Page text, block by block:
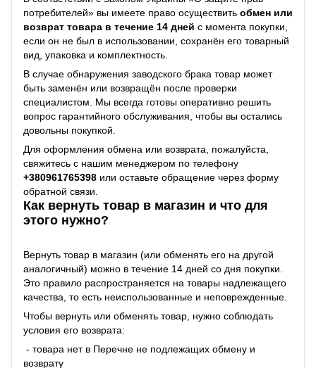
потребителей» вы имеете право осуществить обмен или
возврат товара в течение 14 дней с момента покупки,
если он не был в использовании, сохранён его товарный
вид, упаковка и комплектность.
В случае обнаружения заводского брака товар может
быть заменён или возвращён после проверки
специалистом. Мы всегда готовы оперативно решить
вопрос гарантийного обслуживания, чтобы вы остались
довольны покупкой.
Для оформления обмена или возврата, пожалуйста,
свяжитесь с нашим менеджером по телефону
+380961765398 или оставьте обращение через форму
обратной связи.
Как вернуть товар в магазин и что для
этого нужно?
Вернуть товар в магазин (или обменять его на другой
аналогичный) можно в течение 14 дней со дня покупки.
Это правило распространяется на товары надлежащего
качества, то есть неиспользованные и неповрежденные.
Чтобы вернуть или обменять товар, нужно соблюдать
условия его возврата:
- товара нет в Перечне не подлежащих обмену и
возврату